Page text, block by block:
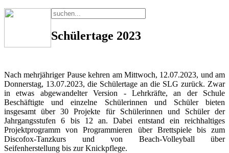
Schülertage 2023
Nach mehrjähriger Pause kehren am Mittwoch, 12.07.2023, und am
Donnerstag, 13.07.2023, die Schülertage an die SLG zurück. Zwar
in etwas abgewandelter Version - Lehrkräfte, an der Schule
Beschäftigte und einzelne Schülerinnen und Schüler bieten
insgesamt über 30 Projekte für Schülerinnen und Schüler der
Jahrgangsstufen 6 bis 12 an. Dabei entstand ein reichhaltiges
Projektprogramm von Programmieren über Brettspiele bis zum
Discofox-Tanzkurs und von Beach-Volleyball über
Seifenherstellung bis zur Knickpflege.